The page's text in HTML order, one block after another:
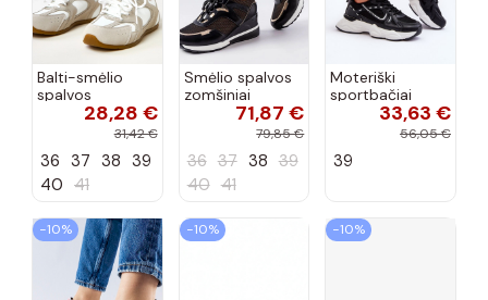
Balti-smėlio
spalvos
sportiniai
Casey
28,28 €
31,42 €
36 37 38 39
40 41
Smėlio spalvos
zomšiniai
sportiniai
bateliai, „Karino"
71,87 €
79,85 €
36 37 38 39
40 41
Moteriški
sportbačiai
juodos spalvos
33,63 €
56,05 €
39
−10% −10% −10%